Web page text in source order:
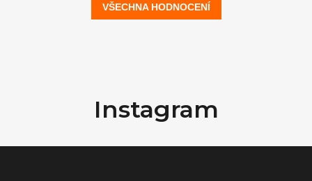
VŠECHNA HODNOCENÍ
t
Instagram